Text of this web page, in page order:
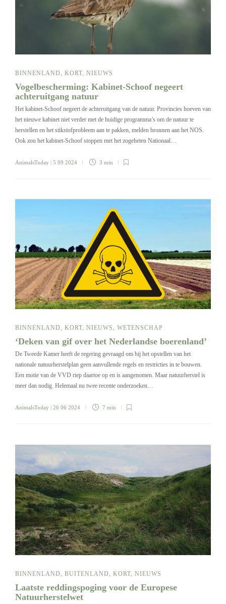
BINNENLAND, KORT, NIEUWS
Vogelbescherming: Kabinet-Schoof negeert
achteruitgang natuur
Het kabinet-Schoof negeert de achteruitgang van de natuur. Provincies hoeven van
het nieuwe kabinet niet verder met de huidige programma’s om de natuur te
herstellen en het stikstofprobleem aan te pakken, melden bronnen aan het NOS.
Ook zou het kabinet-Schoof stoppen met het zogeheten Nationaal…
AnimalsToday | 5 09 2024 3 min
BINNENLAND, KORT, NIEUWS, WETENSCHAP
‘Deken van gif over het Nederlandse boerenland’
De Tweede Kamer heeft de regering gevraagd om bij het opstellen van het
nationale natuurherstelplan geen aanvullende regels en restricties in te bouwen.
Een motie van de VVD riep daartoe op en is aangenomen. Maar natuurherstel is
meer dan nodig. Helemaal nu twee recente onderzoeken…
AnimalsToday | 26 06 2024 7 min
BINNENLAND, BUITENLAND, KORT, NIEUWS
Laatste reddingspoging voor de Europese
Natuurherstelwet